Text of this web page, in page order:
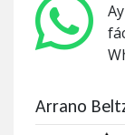
Arrano